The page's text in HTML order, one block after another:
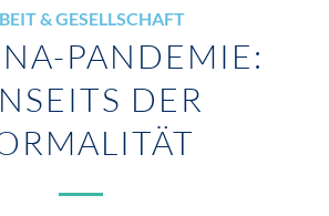
& GESELLSCHAFT
PANDEMIE:
DER